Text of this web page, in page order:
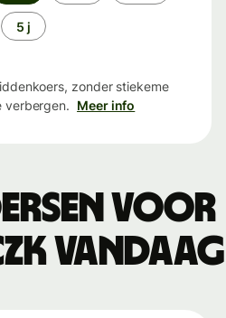
5 j
zonder stiekeme
verbergen. Meer info
voor
vandaag